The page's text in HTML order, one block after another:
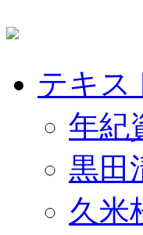
テキス
年紀
黒田
久米